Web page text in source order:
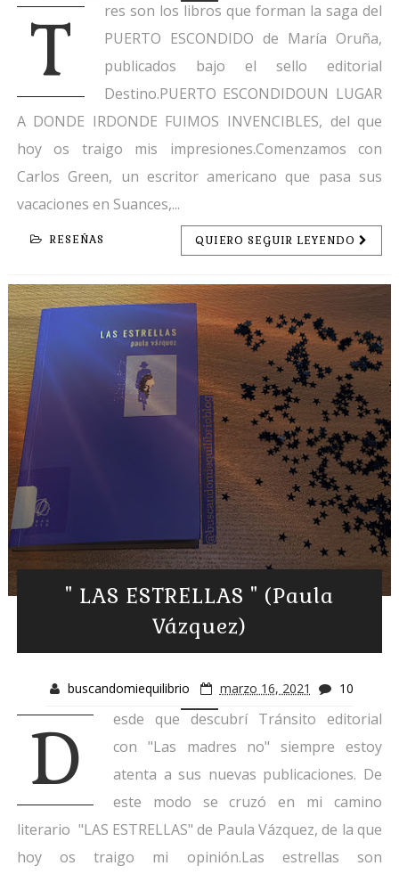
T
res son los libros que forman la saga del
PUERTO ESCONDIDO de María Oruña,
publicados bajo el sello editorial
Destino.PUERTO ESCONDIDOUN LUGAR
A DONDE IRDONDE FUIMOS INVENCIBLES, del que
hoy os traigo mis impresiones.Comenzamos con
Carlos Green, un escritor americano que pasa sus
vacaciones en Suances,...
RESEÑAS QUIERO SEGUIR LEYENDO
" LAS ESTRELLAS " (Paula
Vázquez)
buscandomiequilibrio marzo 16, 2021 10
D
esde que descubrí Tránsito editorial
con "Las madres no" siempre estoy
atenta a sus nuevas publicaciones. De
este modo se cruzó en mi camino
literario "LAS ESTRELLAS" de Paula Vázquez, de la que
hoy os traigo mi opinión.Las estrellas son